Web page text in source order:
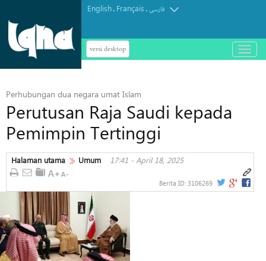
English. Français.فارسی
versi desktop
باز
و
Perhubungan dua negara umat Islam
Perutusan Raja Saudi kepada
Pemimpin Tertinggi
Halaman utama Umum 17:41 - April 18, 2025
Berita ID: 3106269